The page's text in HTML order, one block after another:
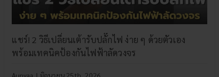
แชร์! 2 วิธีเปลี่ยนเต้ารับปลั๊กไฟ ง่าย ๆ ด้วยตัวเอง
พร้อมเทคนิคป้องกันไฟฟ้าลัดวงจร
Aunyaa | มิถุนายน 25th, 2026